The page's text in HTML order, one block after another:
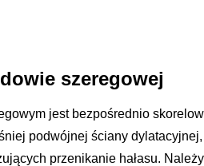
szeregowej
jest bezpośrednio
podwójnej ściany
przenikanie hałasu.